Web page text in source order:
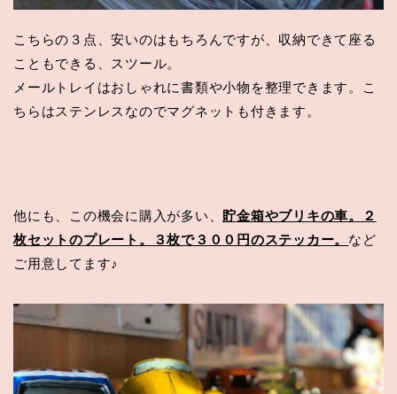
こちらの３点、安いのはもちろんですが、収納できて座る
こともできる、スツール。
メールトレイはおしゃれに書類や小物を整理できます。こ
ちらはステンレスなのでマグネットも付きます。
他にも、この機会に購入が多い、 貯金箱やブリキの車。２
枚セットのプレート。３枚で３００円のステッカー。 など
ご用意してます♪